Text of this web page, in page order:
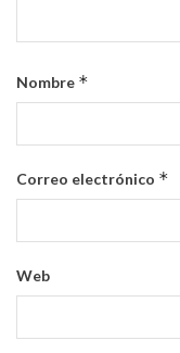
Nombre *
Correo electrónico *
Web